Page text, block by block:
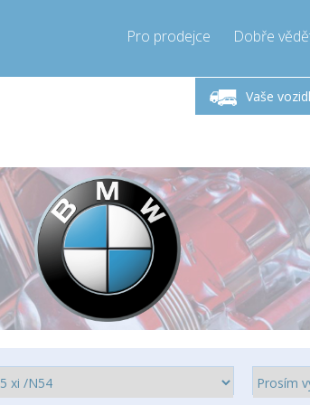
Pro prodejce Dobře
Vaše
Zavolejte teď!
+421905357897